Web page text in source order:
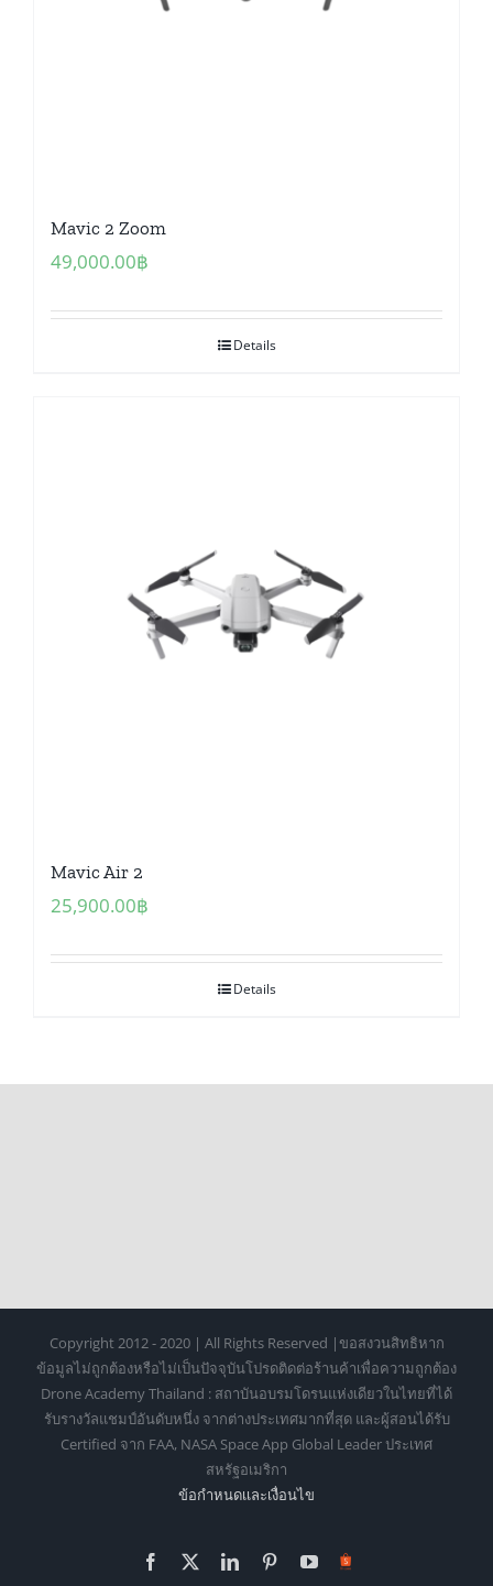
Mavic 2 Zoom
49,000.00฿
Details
Mavic Air 2
25,900.00฿
Details
Copyright 2012 - 2020 | All Rights Reserved |ขอสงวนสิทธิหาก
ข้อมูลไม่ถูกต้องหรือไม่เป็นปัจจุบันโปรดติดต่อร้านค้าเพื่อความถูกต้อง
Drone Academy Thailand : สถาบันอบรมโดรนแห่งเดียวในไทยที่ได้
รับรางวัลแชมป์อันดับหนึ่ง จากต่างประเทศมากที่สุด และผู้สอนได้รับ
Certified จาก FAA, NASA Space App Global Leader ประเทศ
สหรัฐอเมริกา
ข้อกำหนดเเละเงื่อนไข
Facebook
X LinkedInPinterestYouTube
Https://shopee.co.th/